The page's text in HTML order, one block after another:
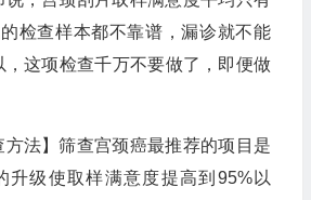
检查样本都不靠谱，漏诊就不能
，这项检查千万不要做了，即便做
方法】筛查宫颈癌最推荐的项目是
级使取样满意度提高到95%以